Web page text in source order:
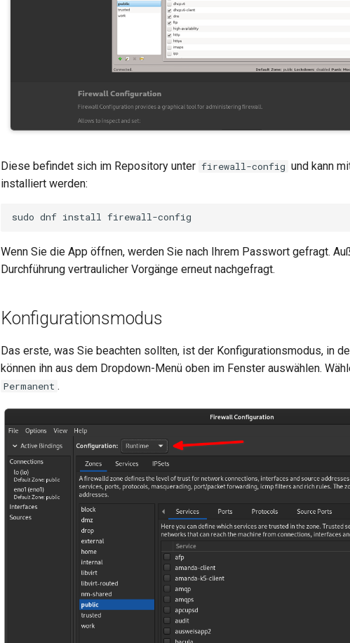
Diese befindet sich im Repository unter firewall-config und kann
installiert werden:
sudo dnf install
Wenn Sie die App öffnen, werden Sie nach Ihrem Passwort gefragt.
Durchführung vertraulicher Vorgänge erneut nachgefragt.
Konfigurationsmodus
Das erste, was Sie beachten sollten, ist der Konfigurationsmodus, in
können ihn aus dem Dropdown-Menü oben im Fenster auswählen.
Permanent .